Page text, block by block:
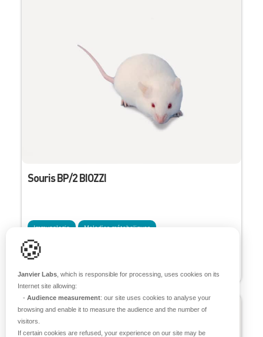
Souris BP/2 BIOZZI
Immunologie Maladies métaboliques
🍪
Janvier Labs , which is responsible for processing, uses cookies on its
Internet site allowing:
- Audience measurement: our site uses cookies to analyse your
browsing and enable it to measure the audience and the number of
visitors.
If certain cookies are refused, your experience on our site may be